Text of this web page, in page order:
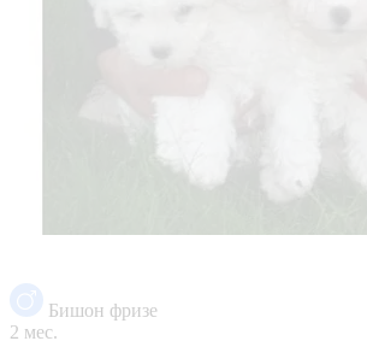
Бишон фризе
2 мес.